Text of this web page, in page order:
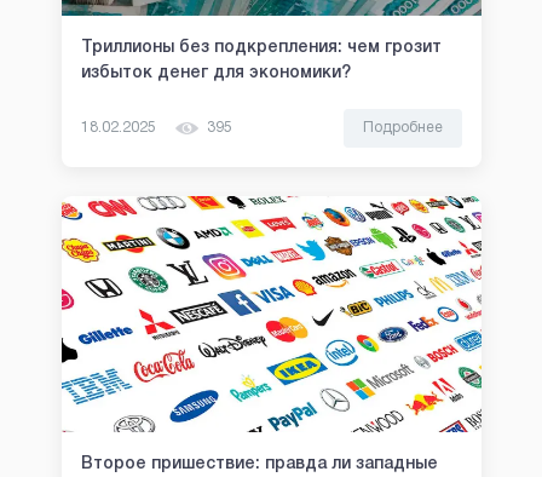
Триллионы без подкрепления: чем грозит
избыток денег для экономики?
18.02.2025 395 Подробнее
Второе пришествие: правда ли западные